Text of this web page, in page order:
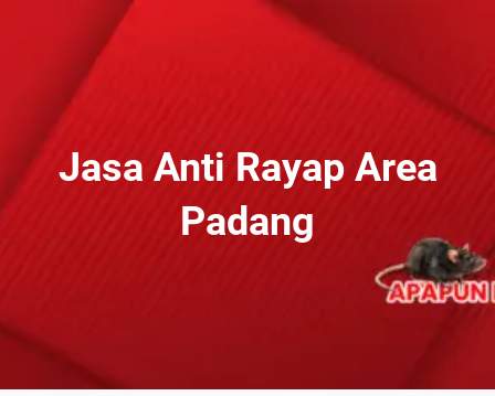
Jasa Anti Rayap Area
Padang